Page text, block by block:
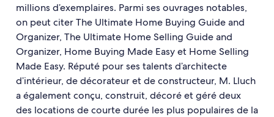
millions d’exemplaires. Parmi ses ouvrages notables,
on peut citer The Ultimate Home Buying Guide and
Organizer, The Ultimate Home Selling Guide and
Organizer, Home Buying Made Easy et Home Selling
Made Easy. Réputé pour ses talents d’architecte
d’intérieur, de décorateur et de constructeur, M. Lluch
a également conçu, construit, décoré et géré deux
des locations de courte durée les plus populaires de la